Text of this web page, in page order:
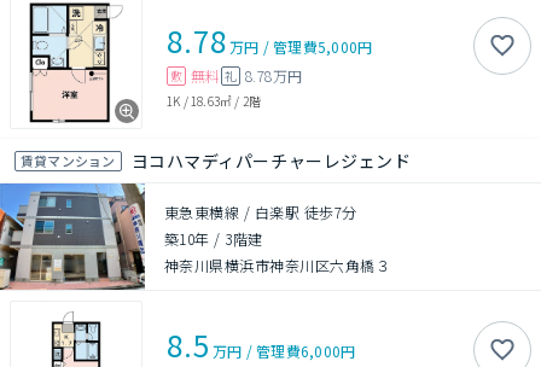
8.78万円 /管理費5,000円
敷 無料 礼 8.78万円
1K / 18.63㎡ / 2階
賃貸マンション ヨコハマディパーチャーレジェンド
東急東横線 / 白楽駅 徒歩7分
築10年 / 3階建
神奈川県横浜市神奈川区六角橋３
8.5 万円 /管理費6,000円